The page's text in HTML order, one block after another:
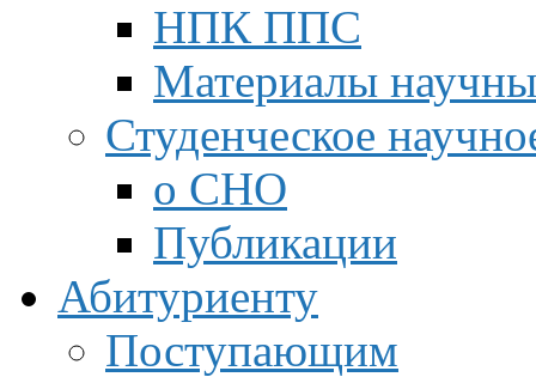
НПК ППС
Материалы
Студенческое
о СНО
Публикации
Абитуриенту
Поступающим